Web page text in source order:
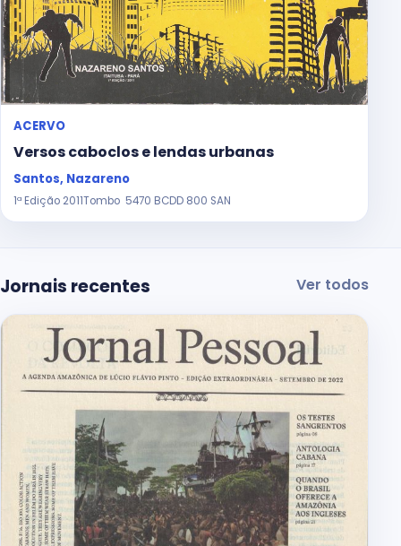
ACERVO
Versos caboclos e lendas urbanas
Santos, Nazareno
1ª Edição 2011Tombo 5470 BCDD 800 SAN
Jornais recentes Ver todos